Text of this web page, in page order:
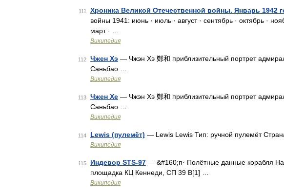
111 Хроника Великой Отечественной войны. Январь 1942
войны 1941: июнь · июль · август · сентябрь · октябрь ·
март · …
Википедия
112 Чжен Хэ — Чжэн Хэ 鄭和 приблизительный портрет
Саньбао …
Википедия
113 Чжен Хе — Чжэн Хэ 鄭和 приблизительный портрет
Саньбао …
Википедия
114 Lewis (пулемёт) — Lewis Lewis Тип: ручной пулемёт
Википедия
115 Индевор STS-97 — &#160;п· Полётные данные корабля
площадка КЦ Кеннеди, СП 39 B[1] …
Википедия